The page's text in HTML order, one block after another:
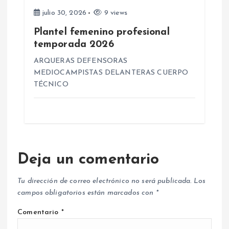
julio 30, 2026 9 views
Plantel femenino profesional
temporada 2026
ARQUERAS DEFENSORAS
MEDIOCAMPISTAS DELANTERAS CUERPO
TÉCNICO
Deja un comentario
Tu dirección de correo electrónico no será publicada. Los
campos obligatorios están marcados con *
Comentario *